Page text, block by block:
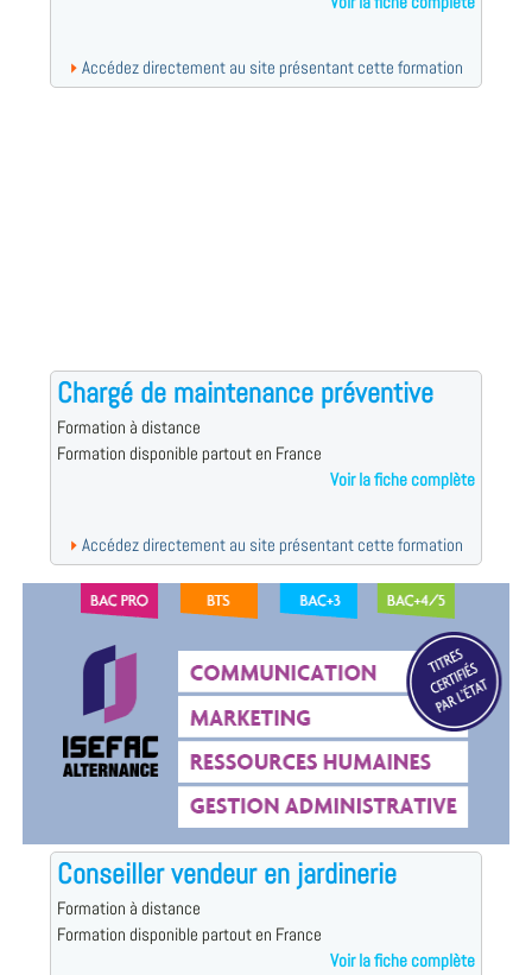
Accédez directement au site présentant cette formation
Chargé de maintenance préventive
Formation à distance
Formation disponible partout en France
Voir la fiche complète
Accédez directement au site présentant cette formation
Conseiller vendeur en jardinerie
Formation à distance
Formation disponible partout en France
Voir la fiche complète